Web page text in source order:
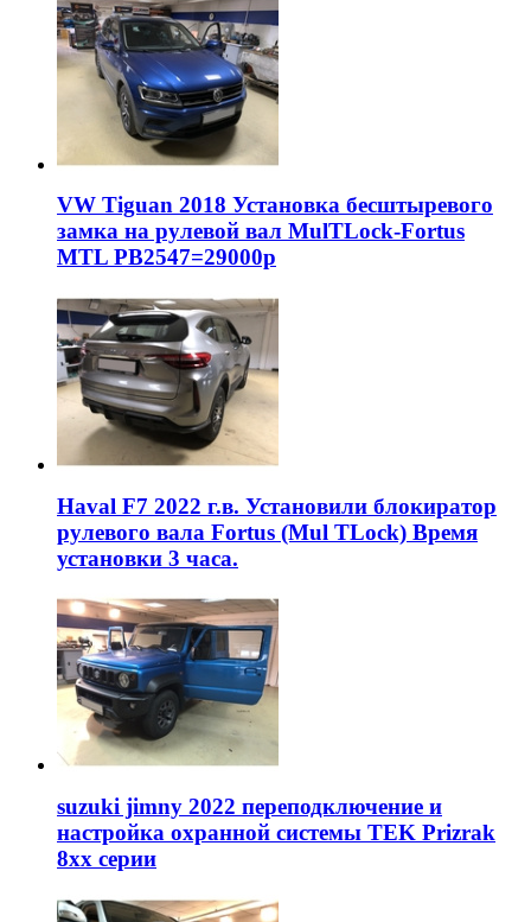
VW Tiguan 2018 Установка бесштыревого
замка на рулевой вал MulTLock-Fortus
MTL РВ2547=29000р
Haval F7 2022 г.в. Установили блокиратор
рулевого вала Fortus (Mul TLock) Время
установки 3 часа.
suzuki jimny 2022 переподключение и
настройка охранной системы TEK Prizrak
8xx серии